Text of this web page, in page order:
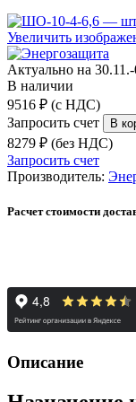
Увеличить
Актуально на 30.11.-
В наличии
9516 ₽ (с НДС)
Запросить счет
8279 ₽ (без НДС)
Запросить счет
Производитель:
Расчет стоимости
Описание